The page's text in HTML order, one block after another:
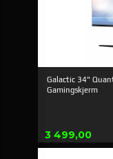
Galactic 34"
Gamingskjerm
Tilbud
3 499,00